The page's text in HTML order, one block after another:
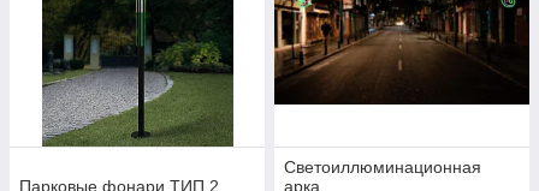
Парковые фонари ТИП 2
Светоиллюминационная
арка